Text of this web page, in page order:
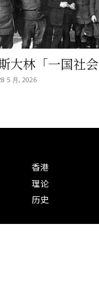
大林「一国社
5 月, 2026
香港
理论
历史